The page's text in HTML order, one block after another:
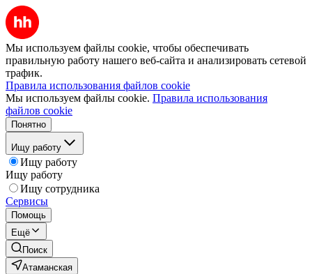
Мы используем файлы cookie, чтобы обеспечивать
правильную работу нашего веб-сайта и анализировать сетевой
трафик.
Правила использования файлов cookie
Мы используем файлы cookie. Правила использования
файлов cookie
Понятно
Ищу работу
Ищу работу
Ищу работу
Ищу сотрудника
Сервисы
Помощь
Ещё
Поиск
Атаманская